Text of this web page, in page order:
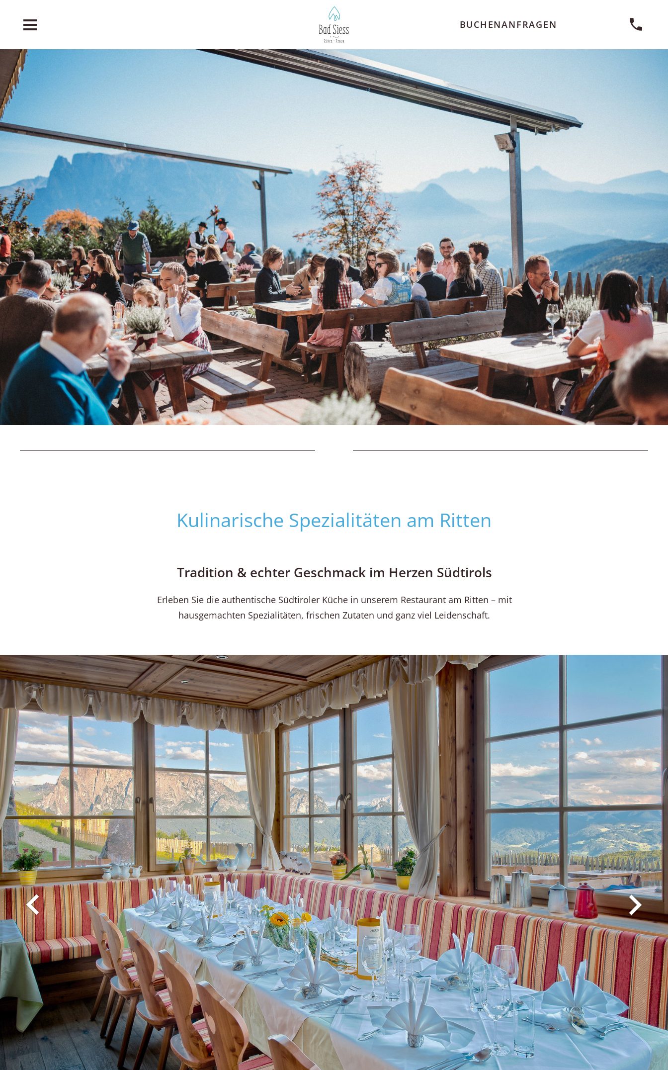
BUCHENANFRAGEN
Kulinarische Spezialitäten am Ritten
Tradition & echter Geschmack im Herzen Südtirols
Erleben Sie die authentische Südtiroler Küche in unserem Restaurant am Ritten – mit
hausgemachten Spezialitäten, frischen Zutaten und ganz viel Leidenschaft.